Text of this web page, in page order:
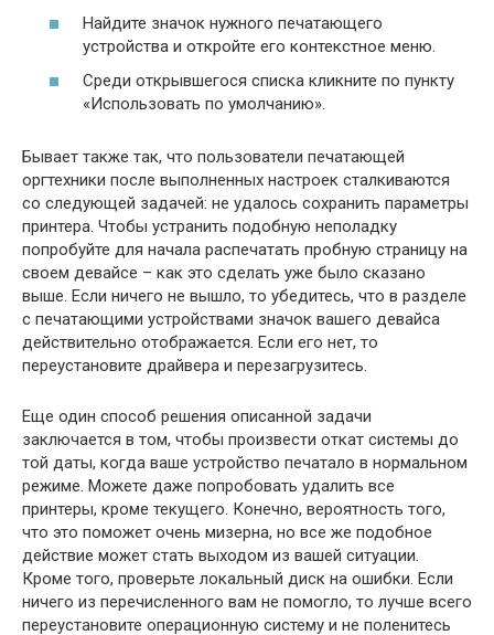
Найдите значок нужного печатающего
устройства и откройте его контекстное меню.
Среди открывшегося списка кликните по пункту
«Использовать по умолчанию».
Бывает также так, что пользователи печатающей
оргтехники после выполненных настроек сталкиваются
со следующей задачей: не удалось сохранить параметры
принтера. Чтобы устранить подобную неполадку
попробуйте для начала распечатать пробную страницу на
своем девайсе – как это сделать уже было сказано
выше. Если ничего не вышло, то убедитесь, что в разделе
с печатающими устройствами значок вашего девайса
действительно отображается. Если его нет, то
переустановите драйвера и перезагрузитесь.
Еще один способ решения описанной задачи
заключается в том, чтобы произвести откат системы до
той даты, когда ваше устройство печатало в нормальном
режиме. Можете даже попробовать удалить все
принтеры, кроме текущего. Конечно, вероятность того,
что это поможет очень мизерна, но все же подобное
действие может стать выходом из вашей ситуации.
Кроме того, проверьте локальный диск на ошибки. Если
ничего из перечисленного вам не помогло, то лучше всего
переустановите операционную систему и не поленитесь